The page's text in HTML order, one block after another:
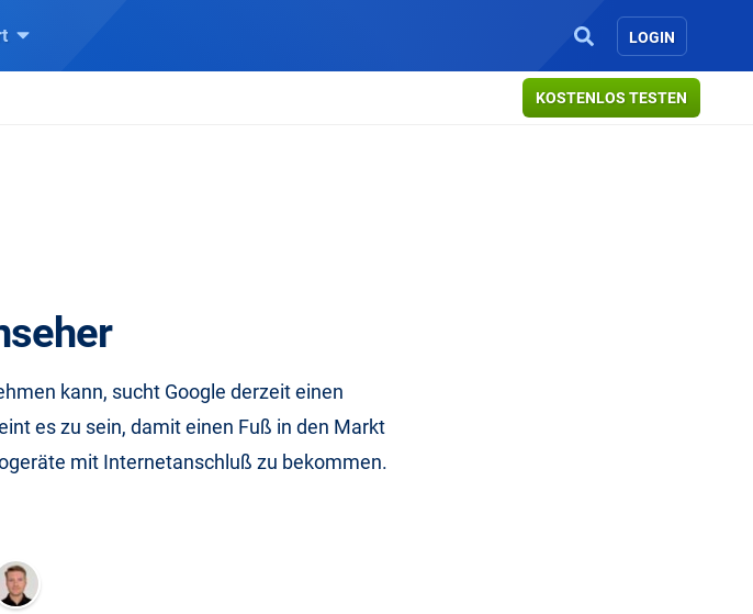
LOGIN
KOSTENLOS TESTEN
kann, sucht Google derzeit einen
es zu sein, damit einen Fuß in den Markt
mit Internetanschluß zu bekommen.